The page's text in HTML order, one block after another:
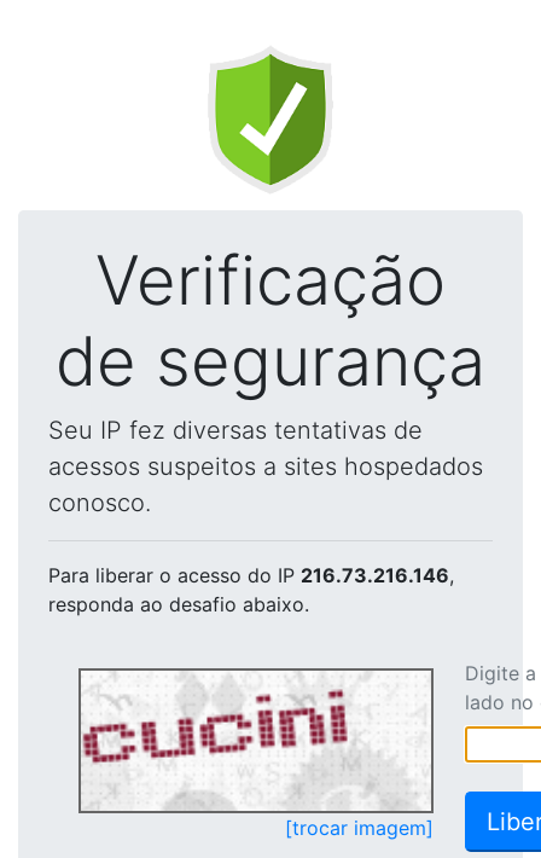
Verificação
de segurança
Seu IP fez diversas tentativas de
acessos suspeitos a sites hospedados
conosco.
Para liberar o acesso do IP 216.73.216.146,
responda ao desafio abaixo.
[trocar imagem]
Digite
lado no